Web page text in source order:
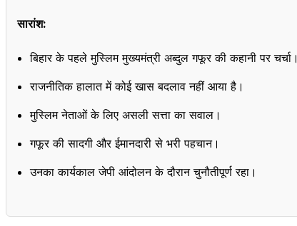
सारांश:
बिहार के पहले मुस्लिम मुख्यमंत्री अब्दुल गफूर की कहानी पर चर्चा।
राजनीतिक हालात में कोई खास बदलाव नहीं आया है।
मुस्लिम नेताओं के लिए असली सत्ता का सवाल।
गफूर की सादगी और ईमानदारी से भरी पहचान।
उनका कार्यकाल जेपी आंदोलन के दौरान चुनौतीपूर्ण रहा।